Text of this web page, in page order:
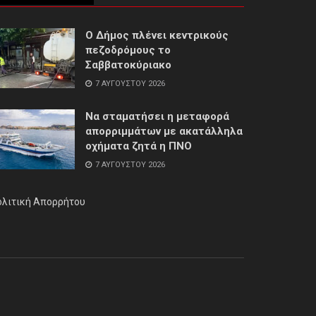
Ο Δήμος πλένει κεντρικούς
πεζοδρόμους το
Σαββατοκύριακο
7 ΑΥΓΟΎΣΤΟΥ 2026
Να σταματήσει η μεταφορά
απορριμμάτων με ακατάλληλα
οχήματα ζητά η ΠΝΟ
7 ΑΥΓΟΎΣΤΟΥ 2026
Απορρήτου